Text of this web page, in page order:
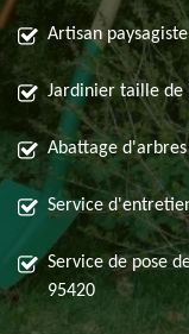
Artisan
Jardinier taille de
Abattage
Service
Service de pose
95420